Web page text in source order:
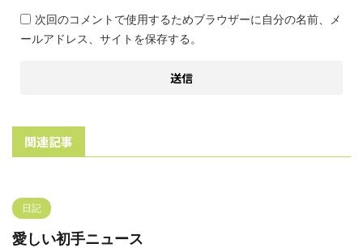
次回のコメントで使用するためブラウザーに自分の名前、メ
ールアドレス、サイトを保存する。
関連記事
日記
愛しい初手ニュース